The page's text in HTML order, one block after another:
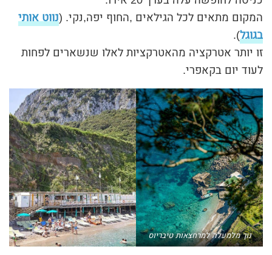
המקום מתאים לכל הגילאים ,החוף יפה,נקי. (נווט אותי
בגוגל).
זו יותר אטרקציה מהאטרקציות לאלו שנשארים לפחות
לעוד יום בקאפרי.
נוך מלמעלה למרחצאות טיבריוס